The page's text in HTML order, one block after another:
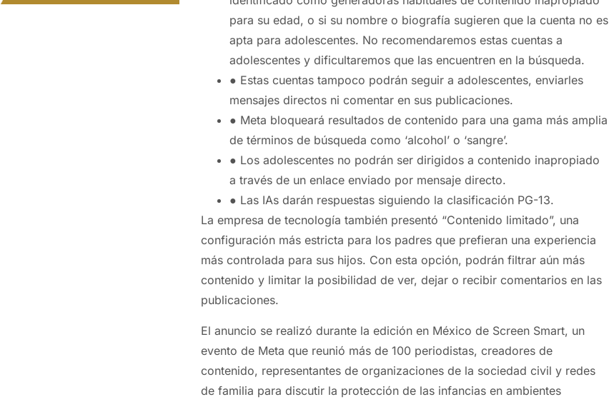
para su edad, o si su nombre o biografía sugieren que la cuenta no es
apta para adolescentes. No recomendaremos estas cuentas a
adolescentes y dificultaremos que las encuentren en la búsqueda.
● Estas cuentas tampoco podrán seguir a adolescentes, enviarles
mensajes directos ni comentar en sus publicaciones.
● Meta bloqueará resultados de contenido para una gama más amplia
de términos de búsqueda como ‘alcohol’ o ‘sangre’.
● Los adolescentes no podrán ser dirigidos a contenido inapropiado
a través de un enlace enviado por mensaje directo.
● Las IAs darán respuestas siguiendo la clasificación PG-13.
La empresa de tecnología también presentó “Contenido limitado”, una
configuración más estricta para los padres que prefieran una experiencia
más controlada para sus hijos. Con esta opción, podrán filtrar aún más
contenido y limitar la posibilidad de ver, dejar o recibir comentarios en las
publicaciones.
El anuncio se realizó durante la edición en México de Screen Smart, un
evento de Meta que reunió más de 100 periodistas, creadores de
contenido, representantes de organizaciones de la sociedad civil y redes
de familia para discutir la protección de las infancias en ambientes